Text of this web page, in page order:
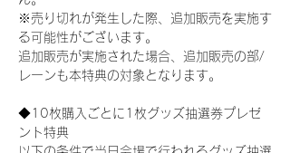
※売り切れが発生した際、追加販売を実施す
る可能性がございます。
追加販売が実施された場合、追加販売の部/
レーンも本特典の対象となります。
◆10枚購入ごとに1枚グッズ抽選券プレゼ
ント特典